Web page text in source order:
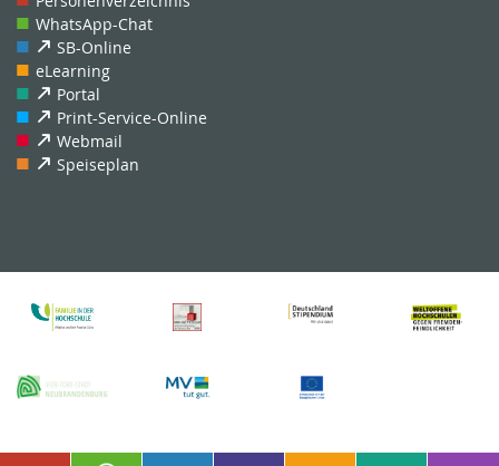
WhatsApp-Chat
SB-Online
eLearning
Portal
Print-Service-Online
Webmail
Speiseplan